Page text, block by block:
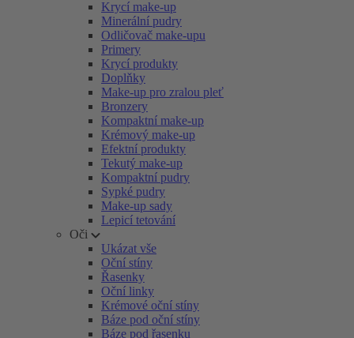
Krycí make-up
Minerální pudry
Odličovač make-upu
Primery
Krycí produkty
Doplňky
Make-up pro zralou pleť
Bronzery
Kompaktní make-up
Krémový make-up
Efektní produkty
Tekutý make-up
Kompaktní pudry
Sypké pudry
Make-up sady
Lepicí tetování
Oči
Ukázat vše
Oční stíny
Řasenky
Oční linky
Krémové oční stíny
Báze pod oční stíny
Báze pod řasenku